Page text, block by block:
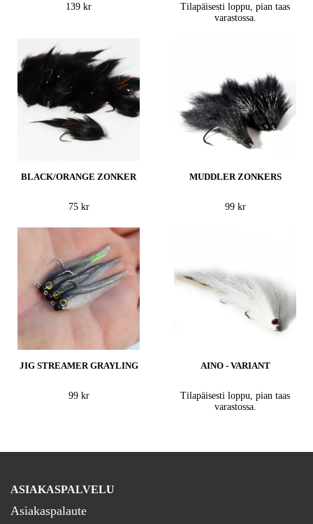
139 kr
Tilapäisesti loppu, pian taas
varastossa.
BLACK/ORANGE ZONKER
75 kr
MUDDLER ZONKERS
99 kr
JIG STREAMER GRAYLING
99 kr
AINO - VARIANT
Tilapäisesti loppu, pian taas
varastossa.
ASIAKASPALVELU
Asiakaspalaute